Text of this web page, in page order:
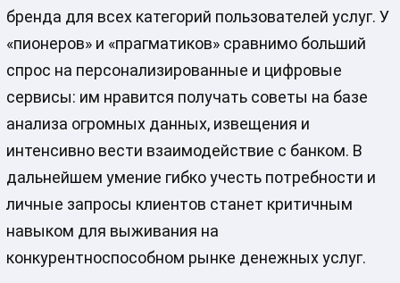
бренда для всех категорий пользователей услуг. У
«пионеров» и «прагматиков» сравнимо больший
спрос на персонализированные и цифровые
сервисы: им нравится получать советы на базе
анализа огромных данных, извещения и
интенсивно вести взаимодействие с банком. В
дальнейшем умение гибко учесть потребности и
личные запросы клиентов станет критичным
навыком для выживания на
конкурентноспособном рынке денежных услуг.